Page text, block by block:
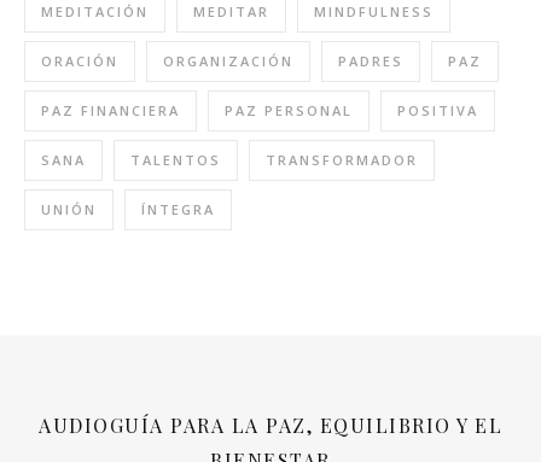
MEDITACIÓN MEDITAR MINDFULNESS
ORACIÓN ORGANIZACIÓN PADRES PAZ
PAZ FINANCIERA PAZ PERSONAL POSITIVA
SANA TALENTOS TRANSFORMADOR
UNIÓN ÍNTEGRA
AUDIOGUÍA PARA LA PAZ, EQUILIBRIO Y EL